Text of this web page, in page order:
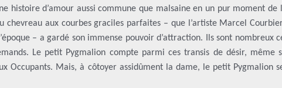
histoire d’amour aussi commune que malsaine en un pur moment
chevreau aux courbes graciles parfaites – que l’artiste Marcel
– a gardé son immense pouvoir d’attraction. Ils sont nombreux
Le petit Pygmalion compte parmi ces transis de désir,
Occupants. Mais, à côtoyer assidûment la dame, le petit Pygmalion